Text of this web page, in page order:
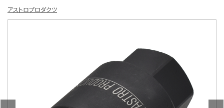
アストロプロダクツ